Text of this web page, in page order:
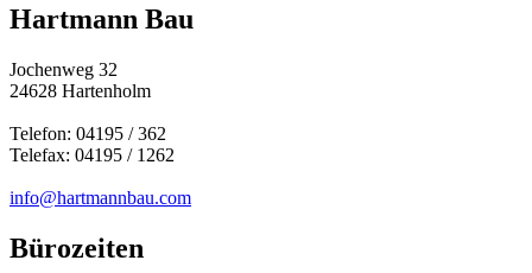
Hartmann Bau
Jochenweg 32
24628 Hartenholm
Telefon: 04195 / 362
Telefax: 04195 / 1262
info@hartmannbau.com
Bürozeiten